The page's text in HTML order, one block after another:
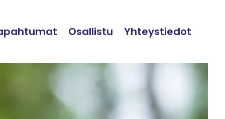
Osallistu Yhteystiedot